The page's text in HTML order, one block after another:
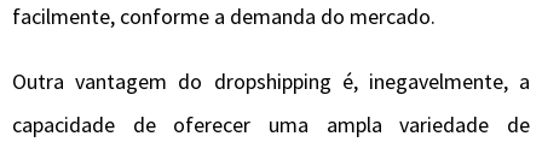
facilmente, conforme a demanda do mercado.
Outra vantagem do dropshipping é, inegavelmente, a
capacidade de oferecer uma ampla variedade de